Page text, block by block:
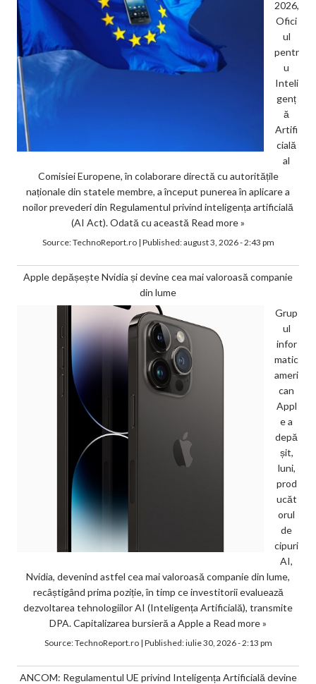
2026,
Ofici
ul
pentr
u
Inteli
genț
ă
Artifi
cială
al
Comisiei Europene, în colaborare directă cu autoritățile
naționale din statele membre, a început punerea în aplicare a
noilor prevederi din Regulamentul privind inteligența artificială
(AI Act). Odată cu această Read more »
Source:TechnoReport.ro| Published:august 3, 2026 - 2:43 pm
Apple depășește Nvidia și devine cea mai valoroasă companie
din lume
Grup
ul
infor
matic
ameri
can
Appl
e a
depă
șit,
luni,
prod
ucăt
orul
de
cipuri
AI,
Nvidia, devenind astfel cea mai valoroasă companie din lume,
recâștigând prima poziție, în timp ce investitorii evaluează
dezvoltarea tehnologiilor AI (Inteligența Artificială), transmite
DPA. Capitalizarea bursieră a Apple a Read more »
Source:TechnoReport.ro| Published:iulie 30, 2026 - 2:13 pm
ANCOM: Regulamentul UE privind Inteligența Artificială devine